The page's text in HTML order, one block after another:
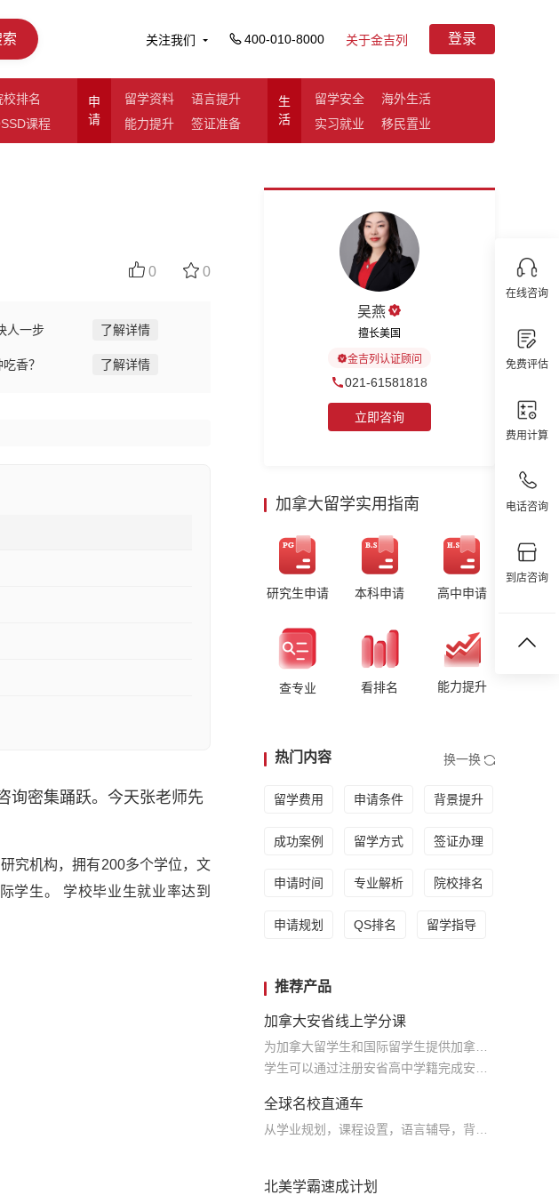
关注我们 400-010-8000 关于金吉列 登录
校排名
课程
申
请
留学资料
语言提升
能力提升
签证准备
生
活
留学安全
海外生活
实习就业
移民置业
在线咨询
免费评估
费用计算
电话咨询
到店咨询
0 0
人一步 了解详情
香？ 了解详情
询密集踊跃。今天张老师先
究机构，拥有200多个学位，文
学生。 学校毕业生就业率达到
吴燕
擅长美国
金吉列认证顾问
021-61581818
立即咨询
加拿大留学实用指南
研究生申请 本科申请 高中申请
查专业 看排名 能力提升
热门内容 换一换
留学费用 申请条件 背景提升
成功案例 留学方式 签证办理
申请时间 专业解析 院校排名
申请规划 QS排名 留学指导
推荐产品
加拿大安省线上学分课
全球名校直通车
北美学霸速成计划